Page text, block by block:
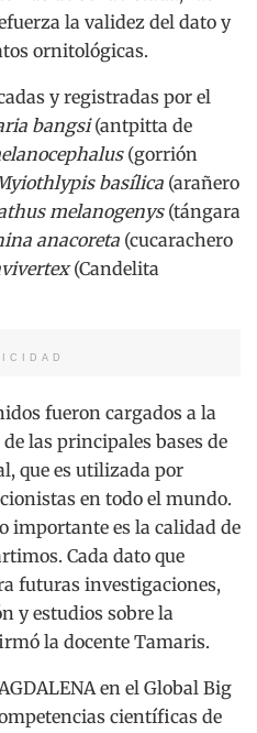
la validez del dato y
ornitológicas.
y registradas por el
bangsi(antpitta de
(gorrión
basílica (arañero
melanogenys(tángara
anacoreta (cucarachero
(Candelita
fueron cargados a la
las principales bases de
que es utilizada por
en todo el mundo.
importante es la calidad de
Cada dato que
futuras investigaciones,
y estudios sobre la
la docente Tamaris.
en el Global Big
científicas de